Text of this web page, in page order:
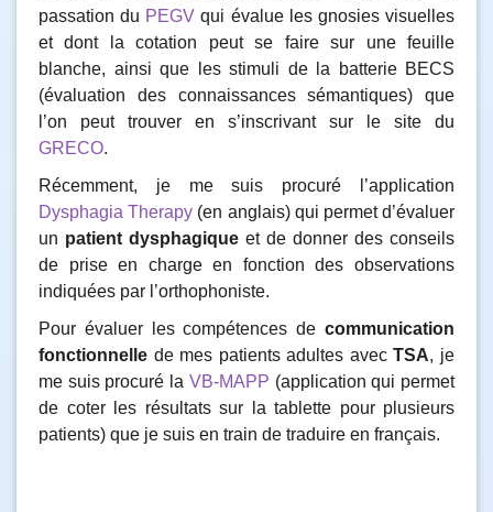
passation du PEGV qui évalue les gnosies visuelles
et dont la cotation peut se faire sur une feuille
blanche, ainsi que les stimuli de la batterie BECS
(évaluation des connaissances sémantiques) que
l’on peut trouver en s’inscrivant sur le site du
GRECO.
Récemment, je me suis procuré l’application
Dysphagia Therapy (en anglais) qui permet d’évaluer
un patient dysphagique et de donner des conseils
de prise en charge en fonction des observations
indiquées par l’orthophoniste.
Pour évaluer les compétences de communication
fonctionnelle de mes patients adultes avecTSA, je
me suis procuré la VB-MAPP (application qui permet
de coter les résultats sur la tablette pour plusieurs
patients) que je suis en train de traduire en français.